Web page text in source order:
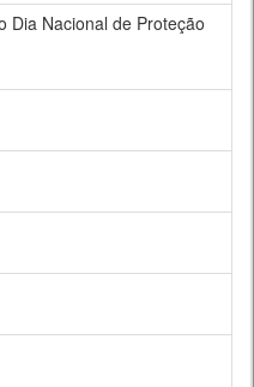
Dia Nacional de Proteção